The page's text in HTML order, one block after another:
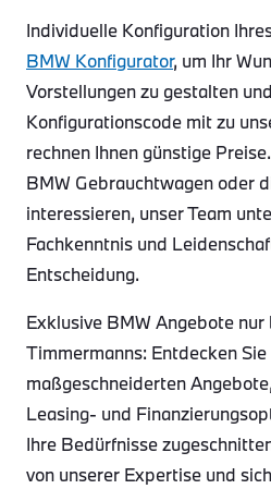
Individuelle Konfiguration
BMW Konfigurator, um Ihr
Vorstellungen zu gestalten
Konfigurationscode mit zu
rechnen Ihnen günstige
BMW Gebrauchtwagen oder
interessieren, unser Team
Fachkenntnis und
Entscheidung.
Exklusive BMW Angebote nur
Timmermanns: Entdecken Sie
maßgeschneiderten
Leasing- und
Ihre Bedürfnisse
von unserer Expertise und